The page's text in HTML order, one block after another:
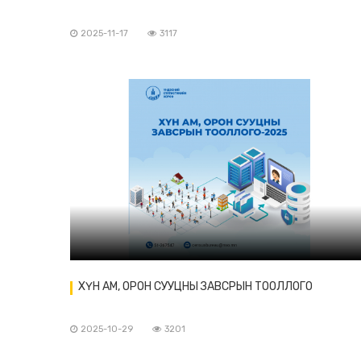
2025-11-17 3117
ХҮН АМ, ОРОН СУУЦНЫ ЗАВСРЫН ТООЛЛОГО
2025-10-29 3201